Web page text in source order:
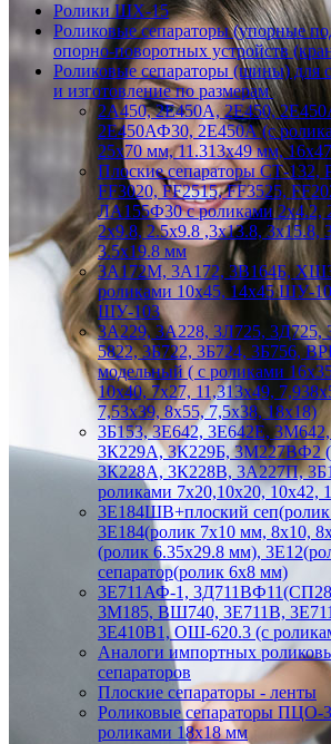
Ролики ШХ-15
Роликовые сепараторы (упорные
опорно-поворотных устройств
Роликовые сепараторы (шины) для
и изготовление по размерам
2А450, 2Е450А, 2Е450,
2Е450АФ30, 2Е450А (с
25х70 мм, 11.313х49 мм,
Плоские сепараторы СТ-132,
FF3020, FF2515, FF3525,
ЛА155Ф30 с роликами 2х4.2,
2х9.8, 2.5х9.8 ,3х13.8, 3х15.8,
3.5х19.8 мм
3А172М, 3А172, 3В164Б,
роликами 10х45, 14х45 ШУ-
ШУ-103
3А229, 3А228, 3Л725, 3Д725,
5822, 3Б722, 3Б724, 3Б756,
модельный ( с роликами
10х40, 7х27, 11,313х49,
7,53х39, 8х55, 7,5х38, 18х18)
3Б153, 3Е642, 3Е642Е,
3К229А, 3К229Б, 3М227ВФ2
3К228А, 3К228В, 3А227П,
роликами 7х20,10х20, 10х42,
3Е184ШВ+плоский
3Е184(ролик 7х10 мм, 8х10,
(ролик 6.35х29.8 мм),
сепаратор(ролик 6х8 мм)
3Е711АФ-1,
3М185, ВШ740, 3Е711В,
3Е410В1, ОШ-620.3 (с
Аналоги импортных
сепараторов
Плоские сепараторы - ленты
Роликовые сепараторы ПЦО-
роликами 18х18 мм